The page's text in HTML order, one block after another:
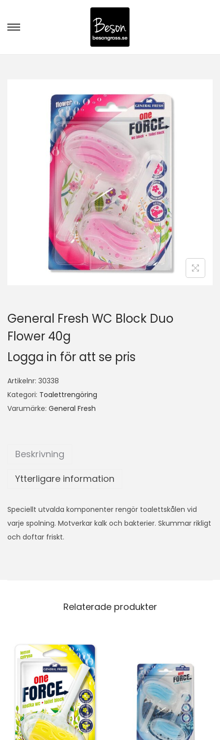
General Fresh WC Block Duo
Flower 40g
Logga in för att se pris
Artikelnr: 30338
Kategori: Toalettrengöring
Varumärke: General Fresh
Beskrivning
Ytterligare information
Speciellt utvalda komponenter rengör toalettskålen vid
varje spolning. Motverkar kalk och bakterier. Skummar rikligt
och doftar friskt.
Relaterade produkter